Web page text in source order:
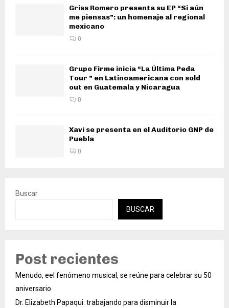
Griss Romero presenta su EP “Si aún
me piensas”: un homenaje al regional
mexicano
0
Grupo Firme inicia “La Última Peda
Tour ” en Latinoamericana con sold
out en Guatemala y Nicaragua
0
Xavi se presenta en el Auditorio GNP de
Puebla
0
Buscar
BUSCAR
Post recientes
Menudo, eel fenómeno musical, se reúne para celebrar su 50
aniversario
Dr. Elizabeth Papaqui: trabajando para disminuir la